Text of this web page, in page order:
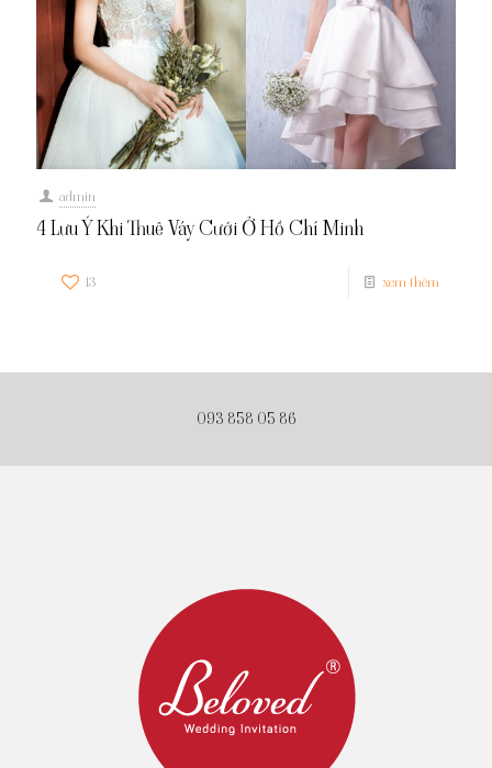
admin
4 Lưu Ý Khi Thuê Váy Cưới Ở Hồ Chí Minh
13 xem thêm
093 858 05 86